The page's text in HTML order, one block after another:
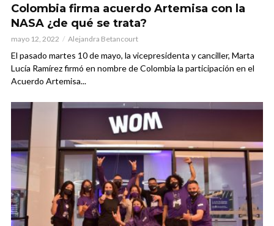
Colombia firma acuerdo Artemisa con la
NASA ¿de qué se trata?
mayo 12, 2022 Alejandra Betancourt
El pasado martes 10 de mayo, la vicepresidenta y canciller, Marta
Lucía Ramírez firmó en nombre de Colombia la participación en el
Acuerdo Artemisa...